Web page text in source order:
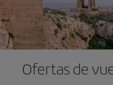
Ofertas de